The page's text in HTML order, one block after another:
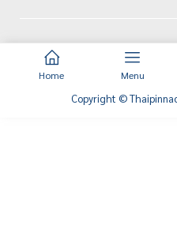
Home Menu
Copyright ©